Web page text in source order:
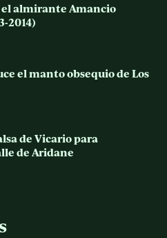
el almirante Amancio
2014)
el manto obsequio de Los
de Vicario para
de Aridane